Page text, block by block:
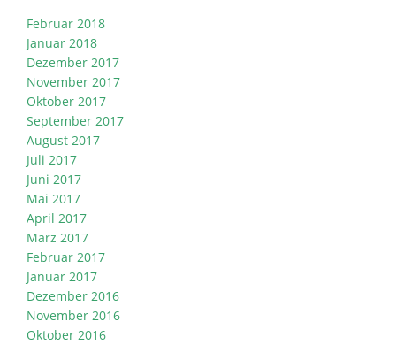
Februar 2018
Januar 2018
Dezember 2017
November 2017
Oktober 2017
September 2017
August 2017
Juli 2017
Juni 2017
Mai 2017
April 2017
März 2017
Februar 2017
Januar 2017
Dezember 2016
November 2016
Oktober 2016